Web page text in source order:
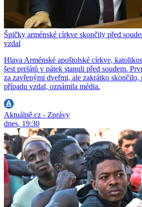
Špičky arménské církve skončily před
vzdal
Hlava Arménské apoštolské církve,
šest prelátů v pátek stanuli před soudem.
za zavřenými dveřmi, ale zakrátko skončilo,
případu vzdal, oznámila média.
Aktuálně.cz - Zprávy
dnes, 19:30